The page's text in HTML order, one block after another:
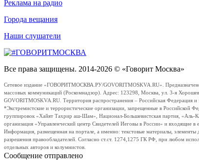
Реклама на радио
Города вещания
Наши слушатели
Все права защищены. 2014-2026 © «Говорит Москва»
Сетевое издание «ГОВОРИТМОСКВА.РУ/GOVORITMOSKVA.RU».
массовых коммуникаций (Роскомнадзор). Адрес: 123298, Москва, ул. 3-я
GOVORITMOSKVA.RU. Территория распространения – Российская Федерация
*Экстремистские и террористические организации, запрещенные в
группировок «Хайят Тахрир аш-Шам», Национал-Большевистская партия,
организация «Управленческий центр Свидетелей Иеговы в России» и входящие в
Информация, размещенная на портале, а именно: текстовые материалы,
разрешения правообладателей. Согласно ст.ст. 1274,1275 ГК РФ, при любом
отдельных авторов и колумнистов.
Сообщение отправлено